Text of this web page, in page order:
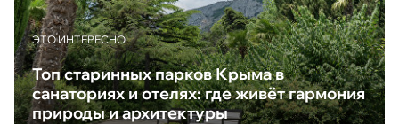
ЭТО ИНТЕРЕСНО
Топ старинных парков Крыма в
санаториях и отелях: где живёт гармония
природы и архитектуры